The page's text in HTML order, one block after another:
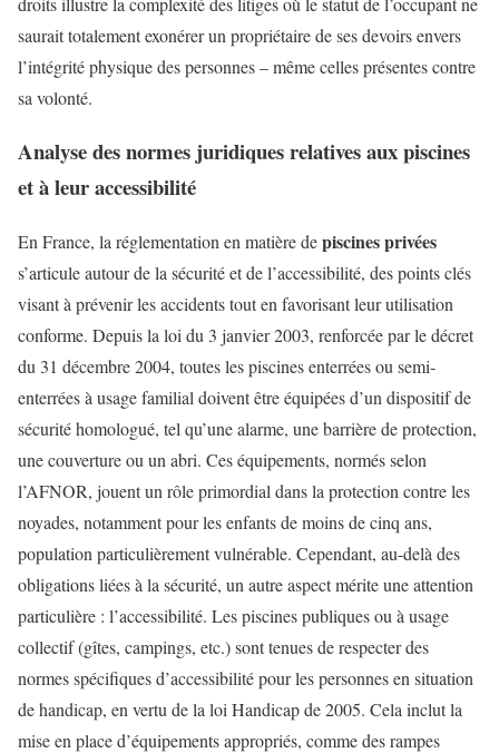
saurait totalement exonérer un propriétaire de ses devoirs envers
l’intégrité physique des personnes – même celles présentes contre
sa volonté.
Analyse des normes juridiques relatives aux piscines
et à leur accessibilité
En France, la réglementation en matière depiscines privées
s’articule autour de la sécurité et de l’accessibilité, des points clés
visant à prévenir les accidents tout en favorisant leur utilisation
conforme. Depuis la loi du 3 janvier 2003, renforcée par le décret
du 31 décembre 2004, toutes les piscines enterrées ou semi-
enterrées à usage familial doivent être équipées d’un dispositif de
sécurité homologué, tel qu’une alarme, une barrière de protection,
une couverture ou un abri. Ces équipements, normés selon
l’AFNOR, jouent un rôle primordial dans la protection contre les
noyades, notamment pour les enfants de moins de cinq ans,
population particulièrement vulnérable. Cependant, au-delà des
obligations liées à la sécurité, un autre aspect mérite une attention
particulière : l’accessibilité. Les piscines publiques ou à usage
collectif (gîtes, campings, etc.) sont tenues de respecter des
normes spécifiques d’accessibilité pour les personnes en situation
de handicap, en vertu de la loi Handicap de 2005. Cela inclut la
mise en place d’équipements appropriés, comme des rampes